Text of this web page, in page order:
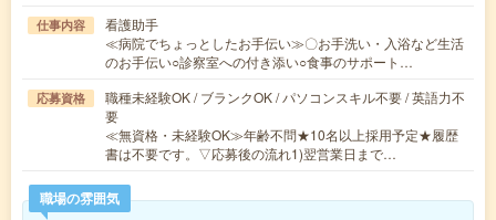
仕事内容
看護助手
≪病院でちょっとしたお手伝い≫〇お手洗い・入浴など生活
のお手伝い○診察室への付き添い○食事のサポート…
応募資格
職種未経験OK / ブランクOK / パソコンスキル不要 / 英語力不
要
≪無資格・未経験OK≫年齢不問★10名以上採用予定★履歴
書は不要です。▽応募後の流れ1)翌営業日まで…
職場の雰囲気